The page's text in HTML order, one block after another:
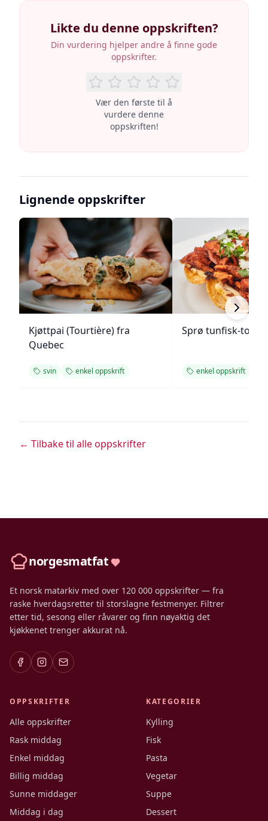
Likte du denne oppskriften?
Din vurdering hjelper andre å finne gode
oppskrifter.
Vær den første til å
vurdere denne
oppskriften!
Lignende oppskrifter
Kjøttpai (Tourtière) fra
Quebec
svin enkel oppskrift
Sprø tunfisk-
enkel oppskrift
← Tilbake til alle oppskrifter
norgesmatfat
Et norsk matarkiv med over 120 000 oppskrifter — fra
raske hverdagsretter til storslagne festmenyer. Filtrer
etter tid, sesong eller råvarer og finn nøyaktig det
kjøkkenet trenger akkurat nå.
OPPSKRIFTER
Alle oppskrifter
Rask middag
Enkel middag
Billig middag
Sunne middager
Middag i dag
KATEGORIER
Kylling
Fisk
Pasta
Vegetar
Suppe
Dessert